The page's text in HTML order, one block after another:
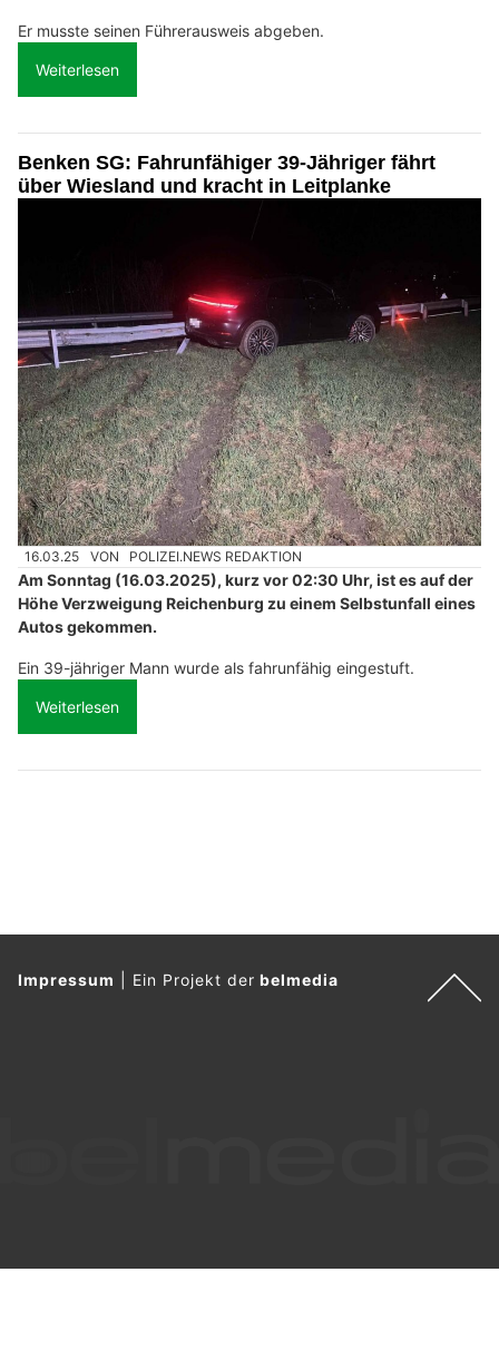
Er musste seinen Führerausweis abgeben.
Weiterlesen
Benken SG: Fahrunfähiger 39-Jähriger fährt
über Wiesland und kracht in Leitplanke
16.03.25 VON POLIZEI.NEWS REDAKTION
Am Sonntag (16.03.2025), kurz vor 02:30 Uhr, ist es auf der
Höhe Verzweigung Reichenburg zu einem Selbstunfall eines
Autos gekommen.
Ein 39-jähriger Mann wurde als fahrunfähig eingestuft.
Weiterlesen
Impressum Ein Projekt derbelmedia